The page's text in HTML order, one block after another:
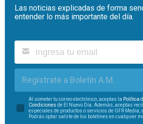
Las noticias explicadas de forma
entender lo más importante del día.
Regístrate a Boletín A.M.
Al someter tu correo electrónico, aceptas la Política
Condiciones de El Nuevo Día. Además, aceptas
especiales de productos o servicios de GFR Media,
Podrás optar salirte de los boletines en cualquier